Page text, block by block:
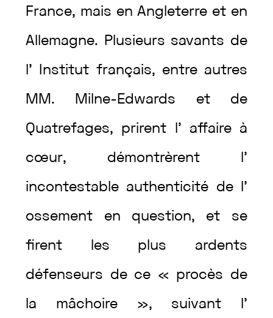
France, mais enAngleterre et en
Allemagne. Plusieurs savants de
l’ Institut français, entre autres
MM. Milne-Edwards et de
Quatrefages, prirent l’ affaire à
cœur, démontrèrent l’
incontestable authenticité de l’
ossement en question, et se
firent les plus ardents
défenseurs de ce « procès de
la mâchoire », suivant l’